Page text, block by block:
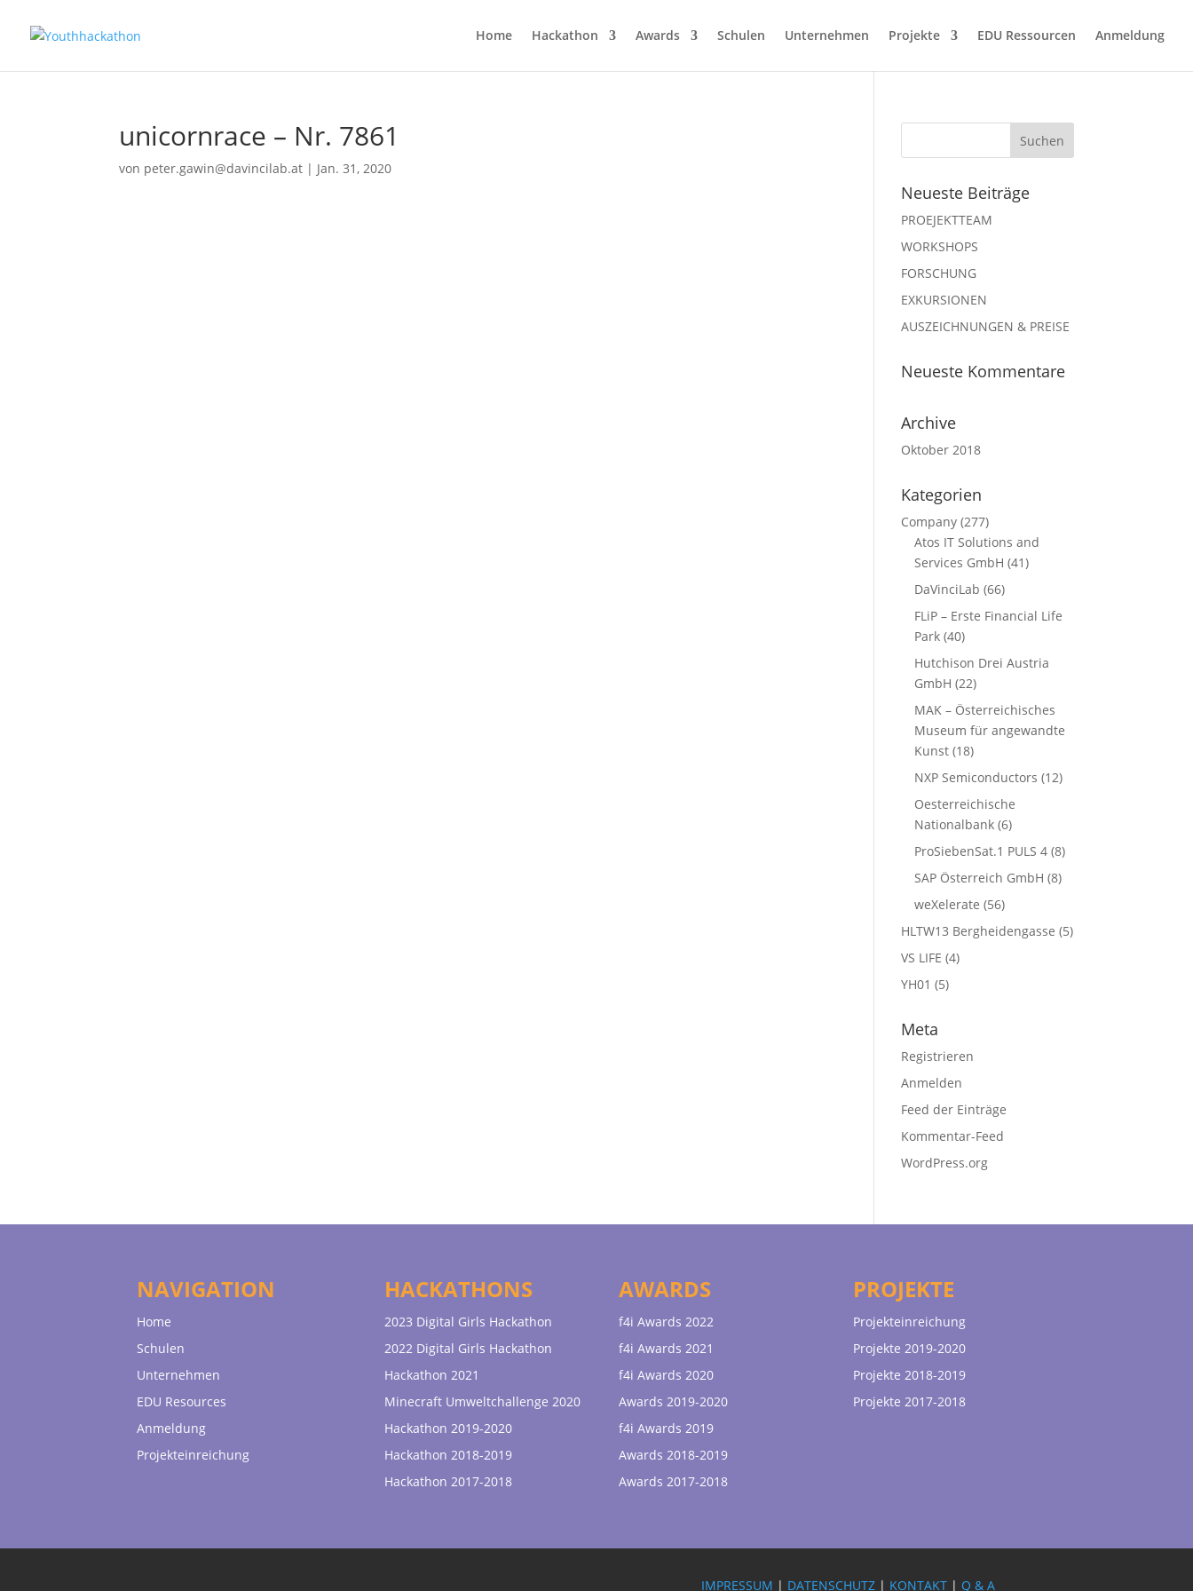
Home Hackathon Awards Schulen Unternehmen Projekte EDU Ressourcen Anmeldung
unicornrace – Nr. 7861
von peter.gawin@davincilab.at | Jan. 31, 2020
Neueste Beiträge
PROEJEKTTEAM
WORKSHOPS
FORSCHUNG
EXKURSIONEN
AUSZEICHNUNGEN & PREISE
Neueste Kommentare
Archive
Oktober 2018
Kategorien
Company (277)
Atos IT Solutions and
Services GmbH (41)
DaVinciLab (66)
FLiP – Erste Financial Life
Park (40)
Hutchison Drei Austria
GmbH (22)
MAK – Österreichisches
Museum für angewandte
Kunst (18)
NXP Semiconductors (12)
Oesterreichische
Nationalbank (6)
ProSiebenSat.1 PULS 4 (8)
SAP Österreich GmbH (8)
weXelerate (56)
HLTW13 Bergheidengasse (5)
VS LIFE (4)
YH01 (5)
Meta
Registrieren
Anmelden
Feed der Einträge
Kommentar-Feed
WordPress.org
NAVIGATION
Home
Schulen
Unternehmen
EDU Resources
Anmeldung
Projekteinreichung
HACKATHONS
2023 Digital Girls Hackathon
2022 Digital Girls Hackathon
Hackathon 2021
Minecraft Umweltchallenge 2020
Hackathon 2019-2020
Hackathon 2018-2019
Hackathon 2017-2018
AWARDS
f4i Awards 2022
f4i Awards 2021
f4i Awards 2020
Awards 2019-2020
f4i Awards 2019
Awards 2018-2019
Awards 2017-2018
PROJEKTE
Projekteinreichung
Projekte 2019-2020
Projekte 2018-2019
Projekte 2017-2018
IMPRESSUM | DATENSCHUTZ | KONTAKT | Q & A